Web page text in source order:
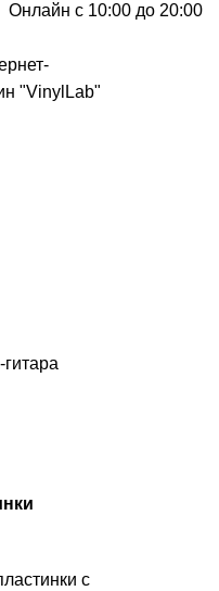
Онлайн с 10:00 до 20:00
гитара
с